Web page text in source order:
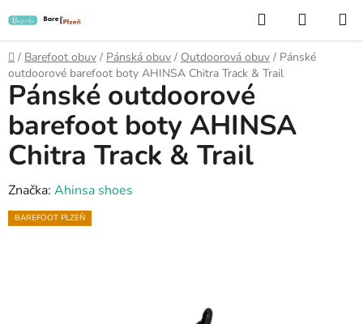
na
obsah
Hledat
KOŠÍK
Domů
/ Barefoot obuv / Pánská obuv / Outdoorová obuv / Pánské
outdoorové barefoot boty AHINSA Chitra Track & Trail
Pánské outdoorové
barefoot boty AHINSA
Chitra Track & Trail
Značka: Ahinsa shoes
BAREFOOT PLZEŇ